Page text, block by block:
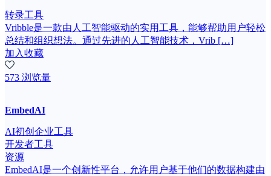
转录工具
Vribble是一款由人工智能驱动的实用工具，能够帮助用户轻松
总结和组织想法。通过先进的人工智能技术，Vrib […]
加入收藏
573 浏览量
EmbedAI
AI初创企业工具
开发者工具
资源
EmbedAI是一个创新性平台，允许用户基于他们的数据构建由